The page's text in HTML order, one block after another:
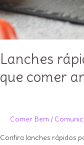
Lanches
que comer
Comer Bem /
Confira lanches rápidos